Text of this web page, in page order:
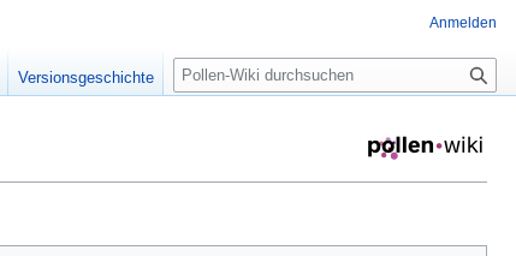
Anmelden
Versionsgeschichte
S
u
e